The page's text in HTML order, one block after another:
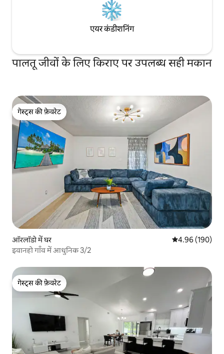
एयर कंडीशनिंग
पालतू जीवों के लिए किराए पर उपलब्ध सही मकान
गेस्ट्स की फ़ेवरेट
गेस्ट्स की फ़ेवरेट
ऑरलॉडो में घर औसत रेटिंग 5 में से
4.96 (190)
इवानहो गाँव में आधुनिक 3/2
गेस्ट्स की फ़ेवरेट
गेस्ट्स की फ़ेवरेट